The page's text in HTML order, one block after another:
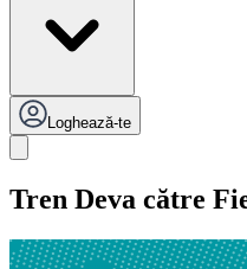
Loghează-te
Tren Deva către